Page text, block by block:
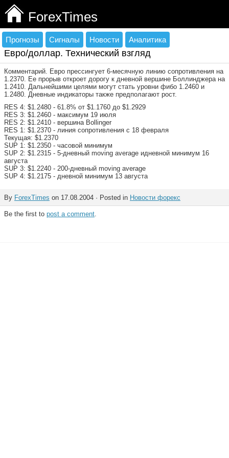
ForexTimes
Прогнозы Сигналы Новости Аналитика
Евро/доллар. Технический взгляд
Комментарий. Евро прессингует 6-месячную линию сопротивления на
1.2370. Ее прорыв откроет дорогу к дневной вершине Боллинджера на
1.2410. Дальнейшими целями могут стать уровни фибо 1.2460 и
1.2480. Дневные индикаторы также предполагают рост.
RES 4: $1.2480 - 61.8% от $1.1760 до $1.2929
RES 3: $1.2460 - максимум 19 июля
RES 2: $1.2410 - вершина Bollinger
RES 1: $1.2370 - линия сопротивления с 18 февраля
Текущая: $1.2370
SUP 1: $1.2350 - часовой минимум
SUP 2: $1.2315 - 5-дневный moving average идневной минимум 16
августа
SUP 3: $1.2240 - 200-дневный moving average
SUP 4: $1.2175 - дневной минимум 13 августа
By ForexTimes on 17.08.2004 · Posted in Новости форекс
Be the first to post a comment.